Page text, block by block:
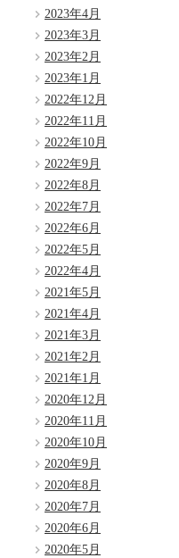
2023年4月
2023年3月
2023年2月
2023年1月
2022年12月
2022年11月
2022年10月
2022年9月
2022年8月
2022年7月
2022年6月
2022年5月
2022年4月
2021年5月
2021年4月
2021年3月
2021年2月
2021年1月
2020年12月
2020年11月
2020年10月
2020年9月
2020年8月
2020年7月
2020年6月
2020年5月